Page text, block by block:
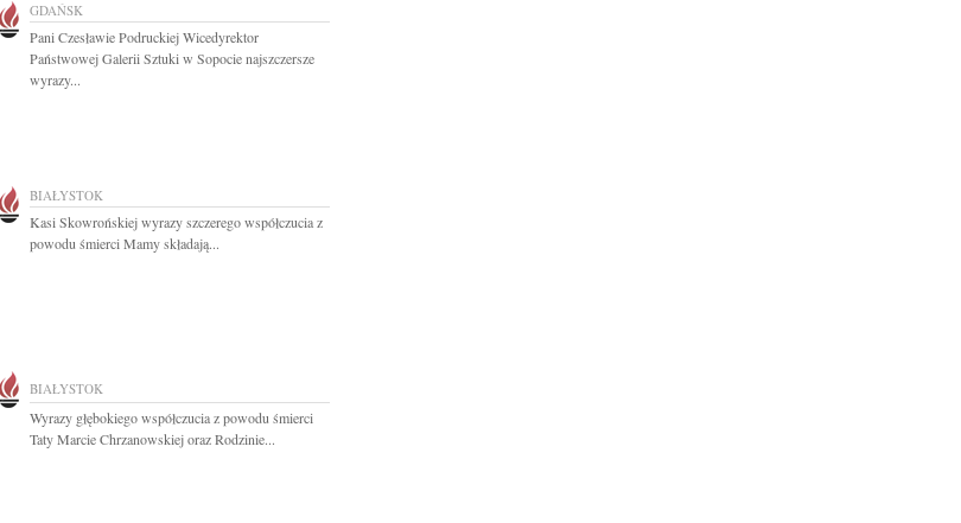
GDAŃSK
Pani Czesławie Podruckiej Wicedyrektor
Państwowej Galerii Sztuki w Sopocie najszczersze
wyrazy...
BIAŁYSTOK
Kasi Skowrońskiej wyrazy szczerego współczucia z
powodu śmierci Mamy składają...
BIAŁYSTOK
Wyrazy głębokiego współczucia z powodu śmierci
Taty Marcie Chrzanowskiej oraz Rodzinie...